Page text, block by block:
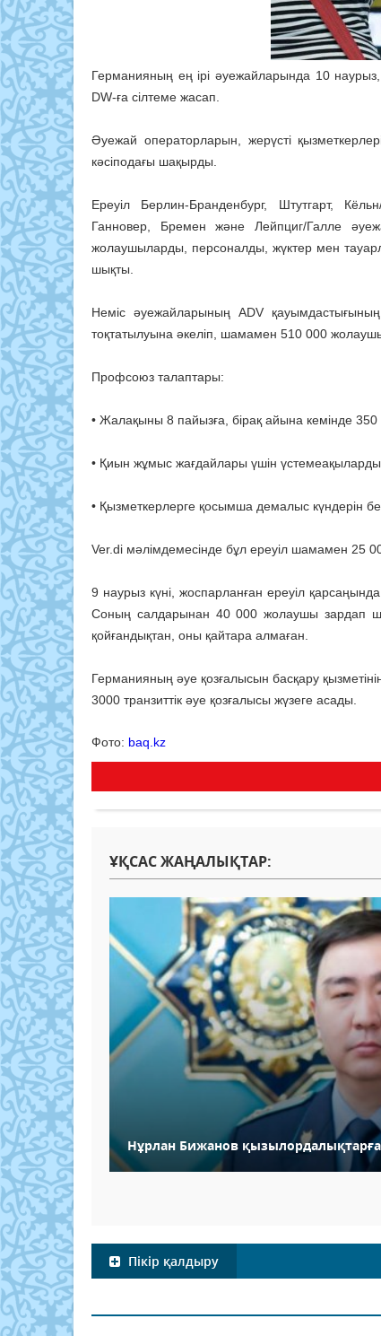
Германияның ең ірі әуежайларында 10 наурыз,
DW-ға сілтеме жасап.
Әуежай операторларын, жерүсті
кәсіподағы шақырды.
Ереуіл Берлин-Бранденбург, Штутгарт,
Ганновер, Бремен және Лейпциг/Галле
жолаушыларды, персоналды, жүктер мен
шықты.
Неміс әуежайларының ADV
тоқтатылуына әкеліп, шамамен 510 000
Профсоюз талаптары:
• Жалақыны 8 пайызға, бірақ айына кемінде 350
• Қиын жұмыс жағдайлары үшін үстемеақыларды
• Қызметкерлерге қосымша демалыс күндерін
Ver.di мәлімдемесінде бұл ереуіл шамамен 25
9 наурыз күні, жоспарланған ереуіл
Соның салдарынан 40 000 жолаушы зардап
қойғандықтан, оны қайтара алмаған.
Германияның әуе қозғалысын басқару
3000 транзиттік әуе қозғалысы жүзеге асады.
Фото: baq.kz
ҰҚСАС ЖАҢАЛЫҚТАР:
Нұрлан Бижанов
Пікір қалдыру